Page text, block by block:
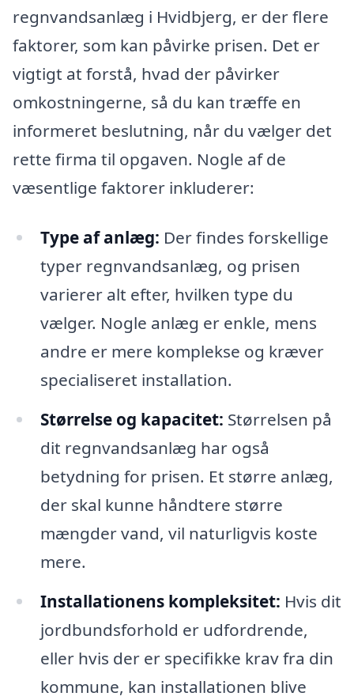
regnvandsanlæg i Hvidbjerg, er der flere
faktorer, som kan påvirke prisen. Det er
vigtigt at forstå, hvad der påvirker
omkostningerne, så du kan træffe en
informeret beslutning, når du vælger det
rette firma til opgaven. Nogle af de
væsentlige faktorer inkluderer:
Type af anlæg: Der findes forskellige
typer regnvandsanlæg, og prisen
varierer alt efter, hvilken type du
vælger. Nogle anlæg er enkle, mens
andre er mere komplekse og kræver
specialiseret installation.
Størrelse og kapacitet: Størrelsen på
dit regnvandsanlæg har også
betydning for prisen. Et større anlæg,
der skal kunne håndtere større
mængder vand, vil naturligvis koste
mere.
Installationens kompleksitet: Hvis dit
jordbundsforhold er udfordrende,
eller hvis der er specifikke krav fra din
kommune, kan installationen blive